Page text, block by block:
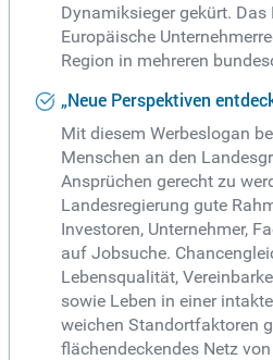
Dynamiksieger gekürt.
Europäische
Region in mehreren
„Neue Perspektiven
Mit diesem Werbeslogan
Menschen an den
Ansprüchen gerecht zu
Landesregierung gute
Investoren, Unternehmer,
auf Jobsuche.
Lebensqualität,
sowie Leben in einer
weichen Standortfaktoren
flächendeckendes Netz